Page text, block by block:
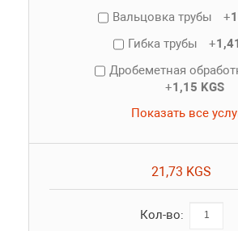
Вальцовка трубы
+
Гибка трубы
+
Дробеметная
+1,15 KGS
Показать все
21,73 KGS
Кол-во: